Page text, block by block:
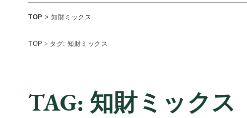
TOP > 知財ミックス
TOP > タグ: 知財ミックス
TAG: 知財ミックス